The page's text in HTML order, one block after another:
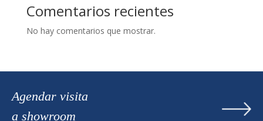
Comentarios recientes
No hay comentarios que mostrar.
Agendar visita
a showroom